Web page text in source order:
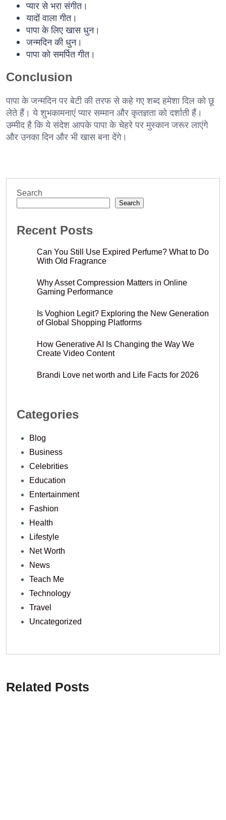
प्यार से भरा संगीत।
यादों वाला गीत।
पापा के लिए खास धुन।
जन्मदिन की धुन।
पापा को समर्पित गीत।
Conclusion
पापा के जन्मदिन पर बेटी की तरफ से कहे गए शब्द हमेशा दिल को छू
लेते हैं। ये शुभकामनाएं प्यार सम्मान और कृतज्ञता को दर्शाती हैं।
उम्मीद है कि ये संदेश आपके पापा के चेहरे पर मुस्कान जरूर लाएंगे
और उनका दिन और भी खास बना देंगे।
Search
Search
Recent Posts
Can You Still Use Expired Perfume? What to Do
With Old Fragrance
Why Asset Compression Matters in Online
Gaming Performance
Is Voghion Legit? Exploring the New Generation
of Global Shopping Platforms
How Generative AI Is Changing the Way We
Create Video Content
Brandi Love net worth and Life Facts for 2026
Categories
Blog
Business
Celebrities
Education
Entertainment
Fashion
Health
Lifestyle
Net Worth
News
Teach Me
Technology
Travel
Uncategorized
Related Posts